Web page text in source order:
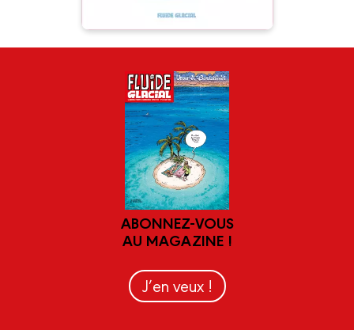
ABONNEZ-VOUS
AU MAGAZINE !
J’en veux !